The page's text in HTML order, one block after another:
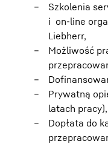
Szkolenia
i on-line
Liebherr,
Możliwość
Prywatną
latach pracy),
Dopłata do